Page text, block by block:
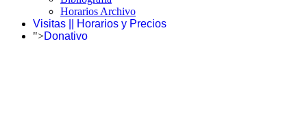
Horarios Archivo
Visitas || Horarios y Precios
">Donativo